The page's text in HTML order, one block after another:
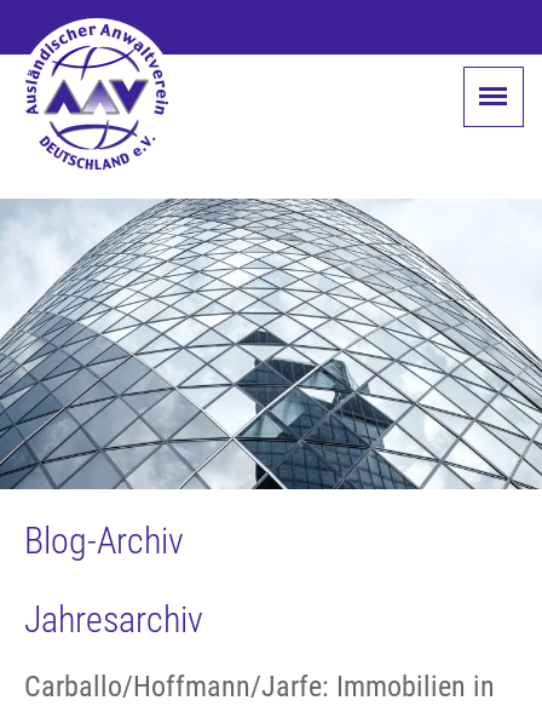
Blog-Archiv
Jahresarchiv
Carballo/Hoffmann/Jarfe: Immobilien in